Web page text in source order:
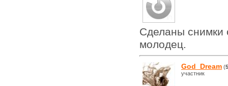
Сделаны снимки
молодец.
God_Dream (
участник